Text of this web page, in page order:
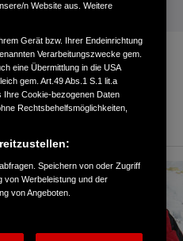
n Website aus. Weitere
Gerät bzw. Ihrer Endeinrichtung
Verarbeitungszwecke gem.
eine Übermittlung in die USA
gem. Art.49 Abs.1 S.1 lit.a
Ihre Cookie-bezogenen Daten
Rechtsbehelfsmöglichkeiten,
Speichern von oder Zugriff
von Werbeleistung und der
von Angeboten.